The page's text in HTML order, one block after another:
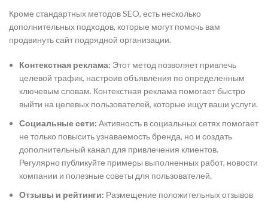
Кроме стандартных методов SEO, есть несколько
дополнительных подходов, которые могут помочь вам
продвинуть сайт подрядной организации.
Контекстная реклама: Этот метод позволяет привлечь
целевой трафик, настроив объявления по определенным
ключевым словам. Контекстная реклама помогает быстро
выйти на целевых пользователей, которые ищут ваши услуги.
Социальные сети: Активность в социальных сетях помогает
не только повысить узнаваемость бренда, но и создать
дополнительный канал для привлечения клиентов.
Регулярно публикуйте примеры выполненных работ, новости
компании и полезные советы для пользователей.
Отзывы и рейтинги: Размещение положительных отзывов